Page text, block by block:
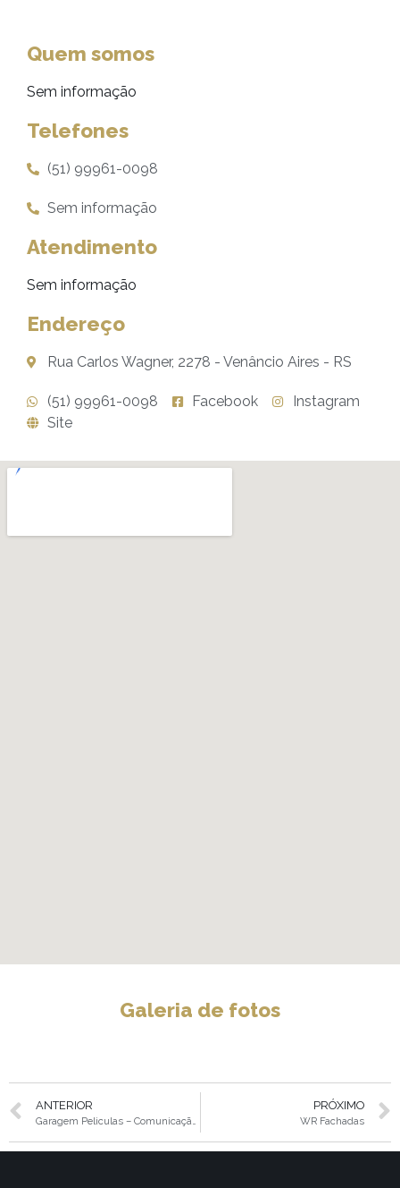
Quem somos
Sem informação
Telefones
(51) 99961-0098
Sem informação
Atendimento
Sem informação
Endereço
Rua Carlos Wagner, 2278 - Venâncio Aires - RS
(51) 99961-0098 Facebook
Instagram
Site
Galeria de fotos
ANTERIOR
Garagem Peliculas – Comunicação visual
PRÓXIMO
WR Fachadas